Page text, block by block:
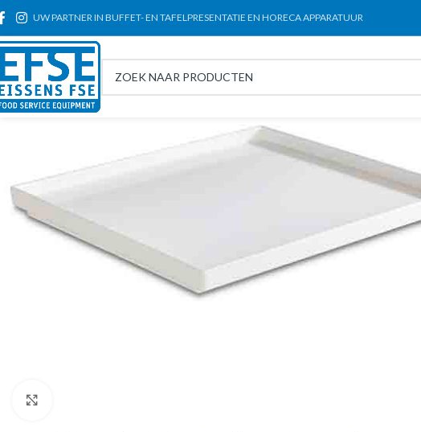
UW PARTNER IN BUFFET- EN TAFELPRESENTATIE EN HORECA APPARATUUR